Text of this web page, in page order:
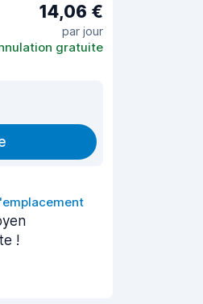
14,06 €
par jour
gratuite
!